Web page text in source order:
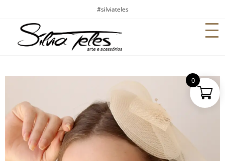
#silviateles
0